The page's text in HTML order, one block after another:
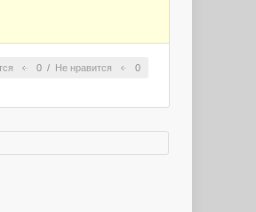
0 / Не нравится 0